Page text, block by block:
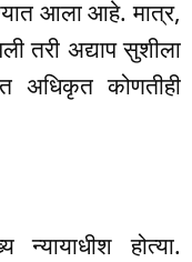
देण्यात आला आहे. मात्र,
तरी अद्याप सुशीला
अधिकृत कोणतीही
होत्या.